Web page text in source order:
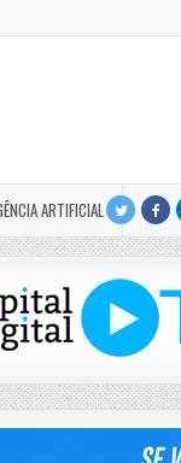
ARTIFICIAL